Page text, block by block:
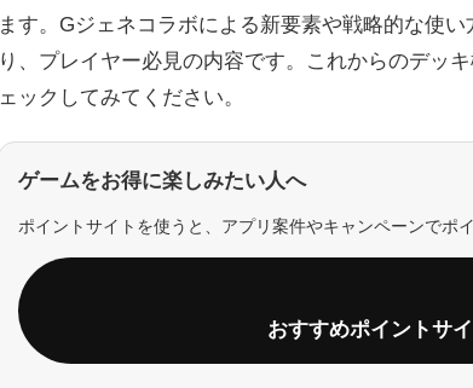
ます。Gジェネコラボによる新要素や戦略的な使
り、プレイヤー必見の内容です。これからのデッ
ェックしてみてください。
ゲームをお得に楽しみたい人へ
ポイントサイトを使うと、アプリ案件やキャンペーンでポ
おすすめポイントサ